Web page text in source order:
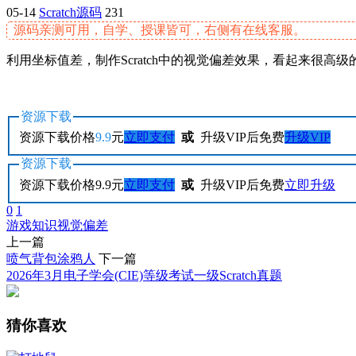
05-14 Scratch源码 231
源码亲测可用，自学、授课皆可，右侧有在线客服。
利用坐标值差，制作Scratch中的视觉偏差效果，看起来很高级
资源下载
资源下载价格9.9元立即支付 或 升级VIP后免费升级VIP
资源下载
资源下载价格9.9元立即支付 或 升级VIP后免费立即升级
0 1
游戏知识视觉偏差
上一篇
喷气背包涂鸦人 下一篇
2026年3月电子学会(CIE)等级考试一级Scratch真题
猜你喜欢